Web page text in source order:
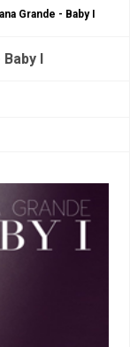
Grande - Baby I
I